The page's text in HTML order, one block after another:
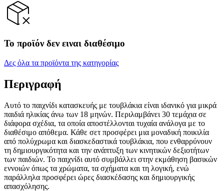
Το προϊόν δεν ειναι διαθέσιμο
Δες όλα τα προϊόντα της κατηγορίας
Περιγραφή
Αυτό το παιχνίδι κατασκευής με τουβλάκια είναι ιδανικό για μικρά
παιδιά ηλικίας άνω των 18 μηνών. Περιλαμβάνει 30 τεμάχια σε
διάφορα σχέδια, τα οποία αποστέλλονται τυχαία ανάλογα με το
διαθέσιμο απόθεμα. Κάθε σετ προσφέρει μια μοναδική ποικιλία
από πολύχρωμα και διασκεδαστικά τουβλάκια, που ενθαρρύνουν
τη δημιουργικότητα και την ανάπτυξη των κινητικών δεξιοτήτων
των παιδιών. Το παιχνίδι αυτό συμβάλλει στην εκμάθηση βασικών
εννοιών όπως τα χρώματα, τα σχήματα και τη λογική, ενώ
παράλληλα προσφέρει ώρες διασκέδασης και δημιουργικής
απασχόλησης.